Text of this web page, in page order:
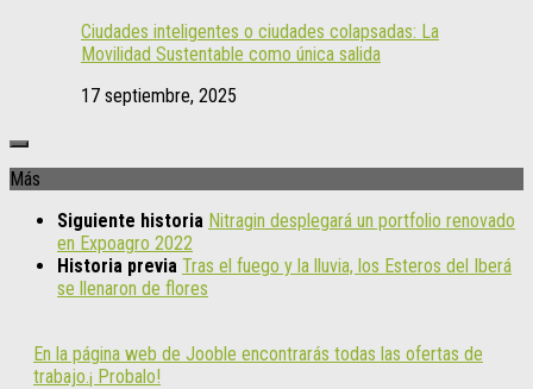
Ciudades inteligentes o ciudades colapsadas: La
Movilidad Sustentable como única salida
17 septiembre, 2025
Más
Siguiente historia Nitragin desplegará un portfolio renovado
en Expoagro 2022
Historia previa Tras el fuego y la lluvia, los Esteros del Iberá
se llenaron de flores
En la página web de Jooble encontrarás todas las ofertas de
trabajo.¡ Probalo!